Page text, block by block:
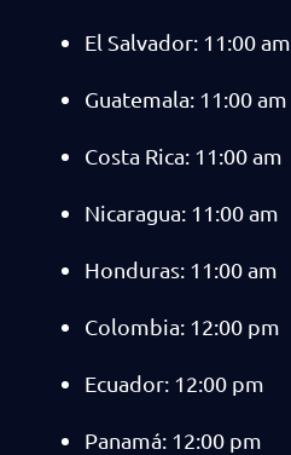
El Salvador: 11:00 am
Guatemala: 11:00 am
Costa Rica: 11:00 am
Nicaragua: 11:00 am
Honduras: 11:00 am
Colombia: 12:00 pm
Ecuador: 12:00 pm
Panamá: 12:00 pm